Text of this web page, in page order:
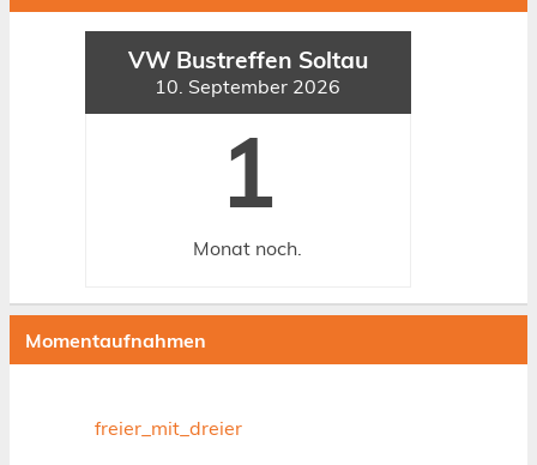
VW Bustreffen Soltau
10. September 2026
1
Monat noch.
Momentaufnahmen
freier_mit_dreier